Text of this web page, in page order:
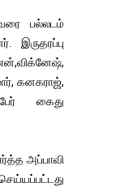
பல்லடம்
இருதரப்பு
கனகராஜ்,
கைது
அப்பாவி